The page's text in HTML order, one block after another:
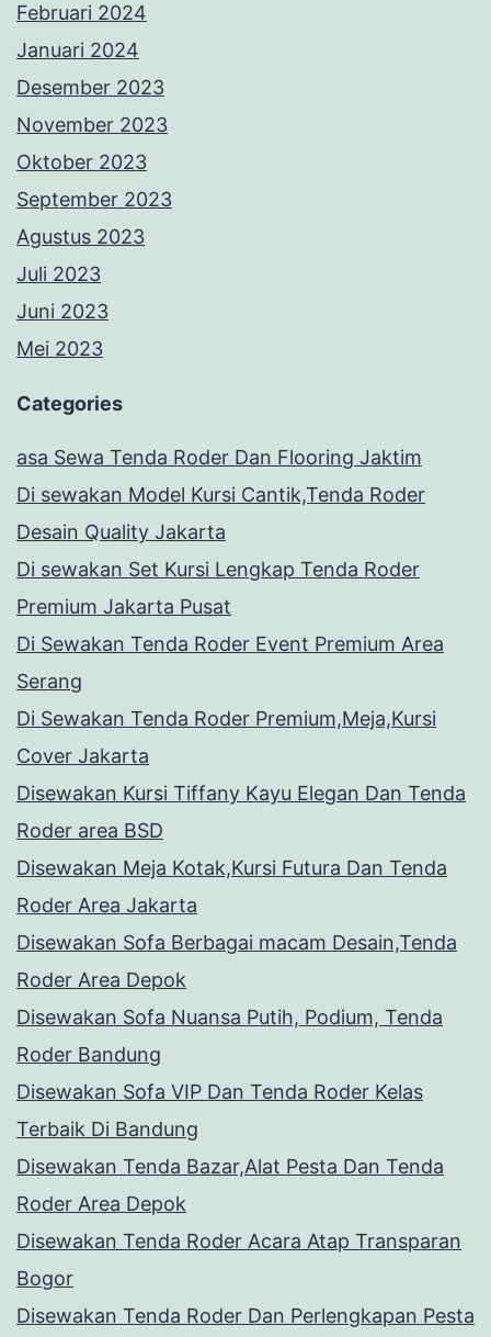
Februari 2024
Januari 2024
Desember 2023
November 2023
Oktober 2023
September 2023
Agustus 2023
Juli 2023
Juni 2023
Mei 2023
Categories
asa Sewa Tenda Roder Dan Flooring Jaktim
Di sewakan Model Kursi Cantik,Tenda Roder
Desain Quality Jakarta
Di sewakan Set Kursi Lengkap Tenda Roder
Premium Jakarta Pusat
Di Sewakan Tenda Roder Event Premium Area
Serang
Di Sewakan Tenda Roder Premium,Meja,Kursi
Cover Jakarta
Disewakan Kursi Tiffany Kayu Elegan Dan Tenda
Roder area BSD
Disewakan Meja Kotak,Kursi Futura Dan Tenda
Roder Area Jakarta
Disewakan Sofa Berbagai macam Desain,Tenda
Roder Area Depok
Disewakan Sofa Nuansa Putih, Podium, Tenda
Roder Bandung
Disewakan Sofa VIP Dan Tenda Roder Kelas
Terbaik Di Bandung
Disewakan Tenda Bazar,Alat Pesta Dan Tenda
Roder Area Depok
Disewakan Tenda Roder Acara Atap Transparan
Bogor
Disewakan Tenda Roder Dan Perlengkapan Pesta